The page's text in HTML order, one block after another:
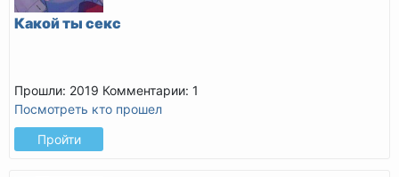
Какой ты секс
Прошли: 2019 Комментарии: 1
Посмотреть кто прошел
Пройти